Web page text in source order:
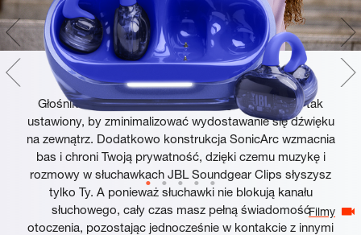
Filmy
Technologia JBL OpenSound
Głośnik w słuchawkach JBL Soundgear Clips jest tak
ustawiony, by zminimalizować wydostawanie się dźwięku
na zewnątrz. Dodatkowo konstrukcja SonicArc wzmacnia
bas i chroni Twoją prywatność, dzięki czemu muzykę i
rozmowy w słuchawkach JBL Soundgear Clips słyszysz
tylko Ty. A ponieważ słuchawki nie blokują kanału
słuchowego, cały czas masz pełną świadomość
otoczenia, pozostając jednocześnie w kontakcie z innymi